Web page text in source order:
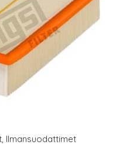
, Ilmansuodattimet